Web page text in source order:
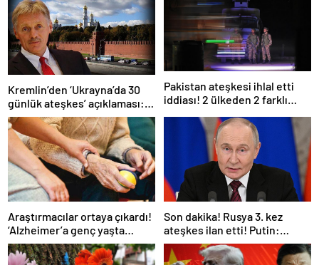
Kremlin’den ‘Ukrayna’da 30
günlük ateşkes’ açıklaması:
Bunu iyice düşünmeliyiz
Pakistan ateşkesi ihlal etti
iddiası! 2 ülkeden 2 farklı
Araştırmacılar ortaya çıkardı!
‘Alzheimer’a genç yaşta
yakalanabilirsiniz’
Son dakika! Rusya 3. kez
ateşkes ilan etti! Putin:
Erdoğan ile görüşme
gerçekleştireceğiz